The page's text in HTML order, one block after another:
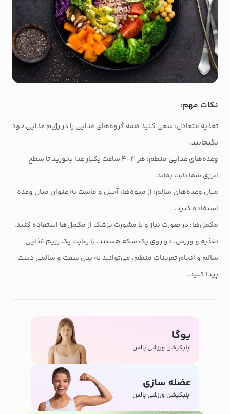
نکات مهم:
تغذیه متعادل: سعی کنید همه گروه‌های غذایی را در رژیم غذایی خود
بگنجانید.
وعده‌های غذایی منظم: هر ۳-۴ ساعت یکبار غذا بخورید تا سطح
انرژی شما ثابت بماند.
میان وعده‌های سالم: از میوه‌ها، آجیل و ماست به عنوان میان وعده
استفاده کنید.
مکمل‌ها: در صورت نیاز و با مشورت پزشک از مکمل‌ها استفاده کنید.
تغذیه و ورزش، دو روی یک سکه هستند. با رعایت یک رژیم غذایی
سالم و انجام تمرینات منظم، می‌توانید به بدن سفت و سالمی دست
پیدا کنید.